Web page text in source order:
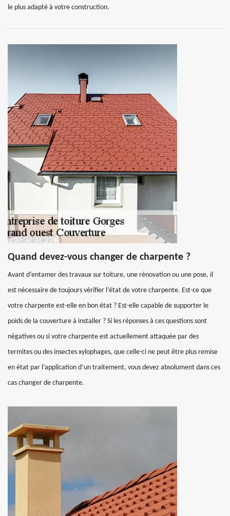
le plus adapté à votre construction.
Quand devez-vous changer de charpente ?
Avant d’entamer des travaux sur toiture, une rénovation ou une pose, il
est nécessaire de toujours vérifier l’état de votre charpente. Est-ce que
votre charpente est-elle en bon état ? Est-elle capable de supporter le
poids de la couverture à installer ? Si les réponses à ces questions sont
négatives ou si votre charpente est actuellement attaquée par des
termites ou des insectes xylophages, que celle-ci ne peut être plus remise
en état par l’application d’un traitement, vous devez absolument dans ces
cas changer de charpente.